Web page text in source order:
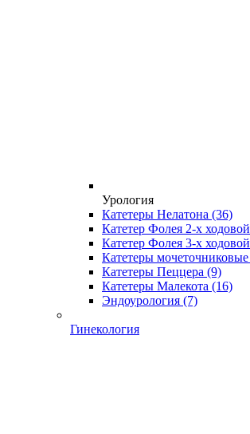
Урология
Катетеры Нелатона (36)
Катетер Фолея 2-х ходовой
Катетер Фолея 3-х ходовой
Катетеры мочеточниковые
Катетеры Пеццера (9)
Катетеры Малекота (16)
Эндоурология (7)
Гинекология